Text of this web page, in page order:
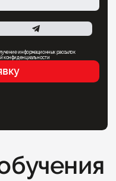
информационных рассылок
конфиденциальности